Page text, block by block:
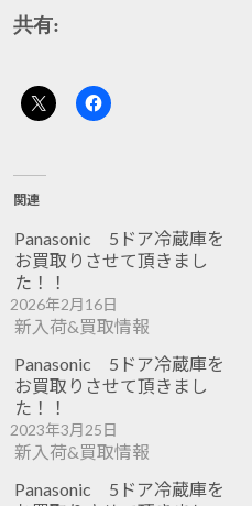
共有:
関連
Panasonic 5ドア冷蔵庫を
お買取りさせて頂きまし
た！！
2026年2月16日
新入荷&買取情報
Panasonic 5ドア冷蔵庫を
お買取りさせて頂きまし
た！！
2023年3月25日
新入荷&買取情報
Panasonic 5ドア冷蔵庫を